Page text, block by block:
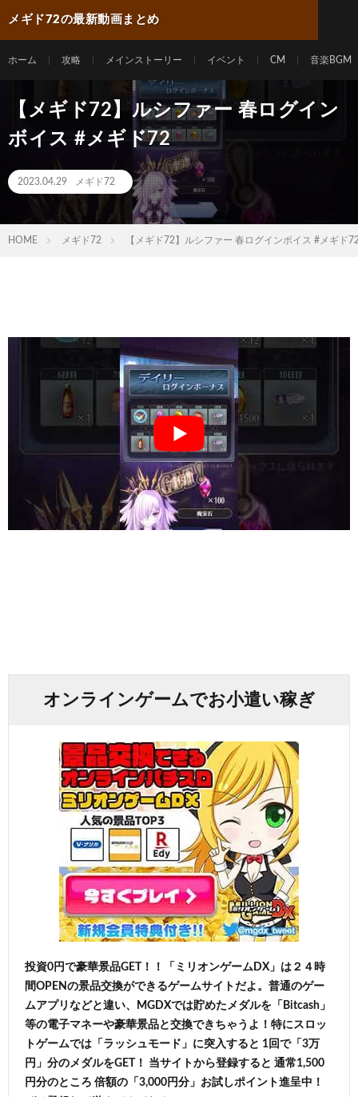
メギド72の最新動画まとめ
ホーム 攻略 メインストーリー イベント CM 音楽BGM
【メギド72】ルシファー 春ログイン
ボイス #メギド72
2023.04.29 メギド72
HOME メギド72 【メギド72】ルシファー 春ログインボイス #メギド
オンラインゲームでお小遣い稼ぎ
投資0円で豪華景品GET！！「ミリオンゲームDX」は２４時
間OPENの景品交換ができるゲームサイトだよ。普通のゲー
ムアプリなどと違い、MGDXでは貯めたメダルを「Bitcash」
等の電子マネーや豪華景品と交換できちゃうよ！特にスロッ
トゲームでは「ラッシュモード」に突入すると 1回で「3万
円」分のメダルをGET！ 当サイトから登録すると 通常1,500
円分のところ 倍額の「3,000円分」お試しポイント進呈中！